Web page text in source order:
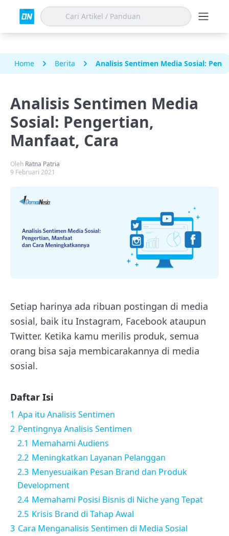
Home Berita Analisis Sentimen Media Sosial:
Analisis Sentimen Media
Sosial: Pengertian,
Manfaat, Cara
Oleh Ratna Patria
9 Februari 2021
Setiap harinya ada ribuan postingan di media
sosial, baik itu Instagram, Facebook ataupun
Twitter. Ketika kamu merilis produk, semua
orang bisa saja membicarakannya di media
sosial.
Daftar Isi
1 Apa itu Analisis Sentimen
2 Pentingnya Analisis Sentimen
2.1 Memahami Audiens
2.2 Meningkatkan Layanan Pelanggan
2.3 Menyesuaikan Pesan Brand dan Produk
Development
2.4 Memahami Posisi Bisnis di Niche yang Tepat
2.5 Krisis Brand di Tahap Awal
3 Cara Menganalisis Sentimen di Media Sosial